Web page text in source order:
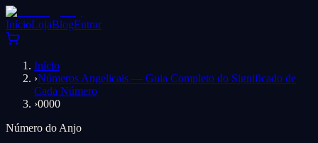
InícioLojaBlogEntrar
Início
›Números Angelicais — Guia Completo do Significado de
Cada Número
›0000
Número do Anjo